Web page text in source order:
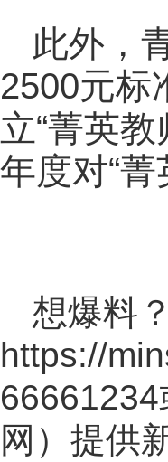
此外，
2500元标
立“菁英
年度对“
想爆料
https://
网 ）提供